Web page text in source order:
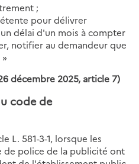
;
pour délivrer
délai d'un mois à compter
notifier au demandeur que
décembre 2025, article 7)
code de
L. 581-3-1, lorsque les
de police de la publicité ont